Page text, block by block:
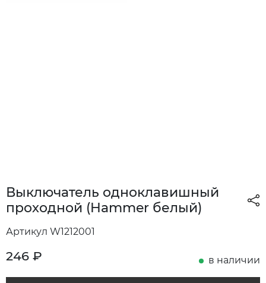
Выключатель одноклавишный
проходной (Hammer белый)
Артикул W1212001
246 ₽ в наличии